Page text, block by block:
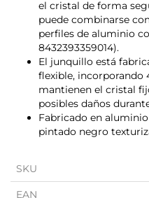
el cristal de forma
puede combinarse
perfiles de aluminio
8432393359014).
El junquillo está
flexible, incorporando
mantienen el cristal
posibles daños
Fabricado en
pintado negro
SKU
EAN